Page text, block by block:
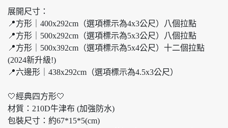
展開尺寸：
📍方形｜400x292cm（選項標示為4x3公尺）八個拉點
📍方形｜500x292cm（選項標示為5x3公尺）八個拉點
📍方形｜500x392cm（選項標示為5x4公尺）十二個拉點
(2024新升級!)
📍六邊形｜438x292cm（選項標示為4.5x3公尺）
🤍經典四方形🤍
材質：210D牛津布 (加強防水)
包裝尺寸：約67*15*5(cm)